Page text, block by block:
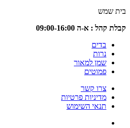
: א-ה 09:00-16:00
בדים
נרות
שמן למאור
פמוטים
צרו קשר
מדיניות פרטיות
תנאי השימוש